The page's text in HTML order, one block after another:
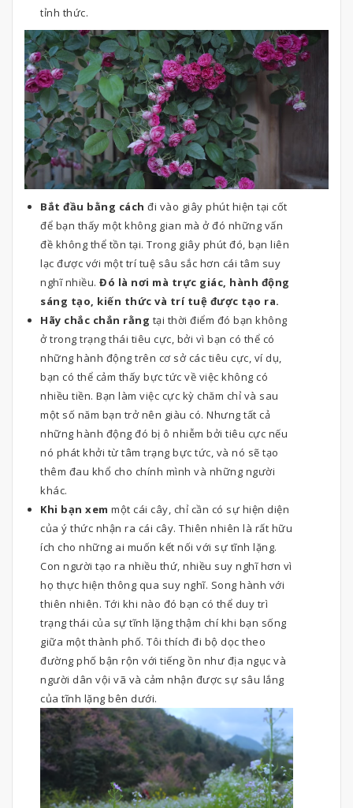
tỉnh thức.
Bắt đầu bằng cách đi vào giây phút hiện tại cốt
để bạn thấy một không gian mà ở đó những vấn
đề không thể tồn tại. Trong giây phút đó, bạn liên
lạc được với một trí tuệ sâu sắc hơn cái tâm suy
nghĩ nhiều. Đó là nơi mà trực giác, hành động
sáng tạo, kiến thức và trí tuệ được tạo ra.
Hãy chắc chắn rằng tại thời điểm đó bạn không
ở trong trạng thái tiêu cực, bởi vì bạn có thể có
những hành động trên cơ sở các tiêu cực, ví dụ,
bạn có thể cảm thấy bực tức về việc không có
nhiều tiền. Bạn làm việc cực kỳ chăm chỉ và sau
một số năm bạn trở nên giàu có. Nhưng tất cả
những hành động đó bị ô nhiễm bởi tiêu cực nếu
nó phát khởi từ tâm trạng bực tức, và nó sẽ tạo
thêm đau khổ cho chính mình và những người
khác.
Khi bạn xem một cái cây, chỉ cần có sự hiện diện
của ý thức nhận ra cái cây. Thiên nhiên là rất hữu
ích cho những ai muốn kết nối với sự tĩnh lặng.
Con người tạo ra nhiều thứ, nhiều suy nghĩ hơn vì
họ thực hiện thông qua suy nghĩ. Song hành với
thiên nhiên. Tới khi nào đó bạn có thể duy trì
trạng thái của sự tĩnh lặng thậm chí khi bạn sống
giữa một thành phố. Tôi thích đi bộ dọc theo
đường phố bận rộn với tiếng ồn như địa ngục và
người dân vội vã và cảm nhận được sự sâu lắng
của tĩnh lặng bên dưới.